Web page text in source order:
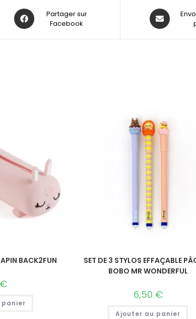
Partager sur
Facebook
BACK2FUN
€
SET DE 3 STYLOS EFFAÇABLE
BOBO MR WONDERFUL
6,50 €
Ajouter au panier